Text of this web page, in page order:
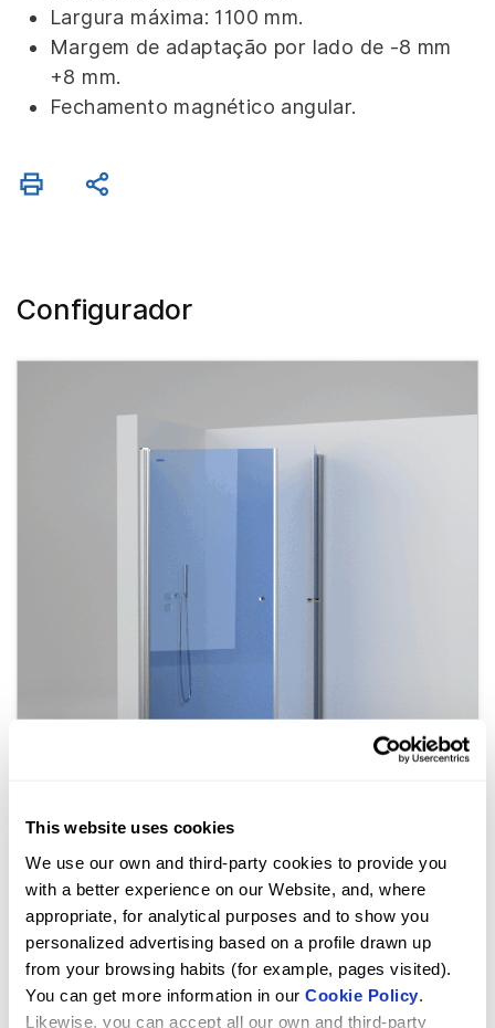
This website uses cookies
We use our own and third-party cookies to provide you
with a better experience on our Website, and, where
appropriate, for analytical purposes and to show you
personalized advertising based on a profile drawn up
from your browsing habits (for example, pages visited).
You can get more information in our Cookie Policy
Likewise, you can accept all our own and third-party
Largura máxima: 1100 mm.
Margem de adaptação por lado de -8 mm
+8 mm.
Fechamento magnético angular.
Configurador